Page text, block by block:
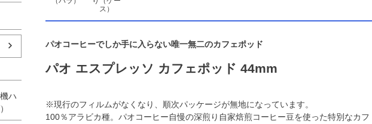
ハ
ス）
パオコーヒーでしか手に入らない唯一無二のカフェポッド
パオ エスプレッソ カフェポッド 44mm
※現行のフィルムがなくなり、順次パッケージが無地になっています。
100％アラビカ種。パオコーヒー自慢の深煎り自家焙煎コーヒー豆を使った特別なカフ